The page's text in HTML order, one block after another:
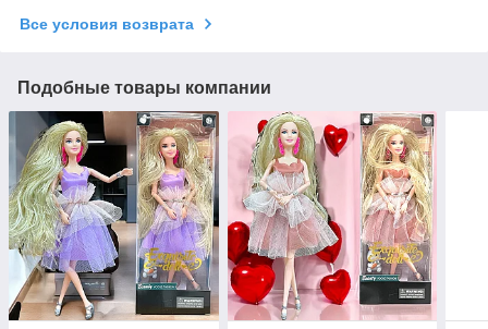
Все условия возврата
Подобные товары компании